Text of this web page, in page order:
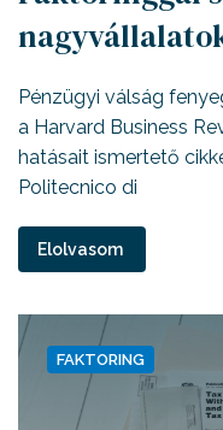
Pénzügyi válság
a Harvard Business
hatásait ismertető
Politecnico di
Elolvasom
FAKTORING